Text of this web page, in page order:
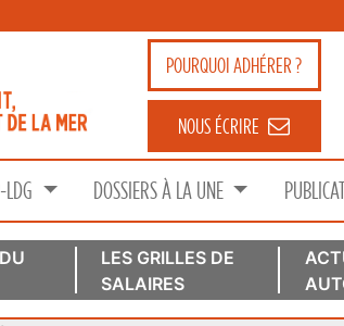
POURQUOIADHÉRER ?
NOUS ÉCRIRE
LDG DOSSIERS À LA UNE
LES GRILLES DE
SALAIRES